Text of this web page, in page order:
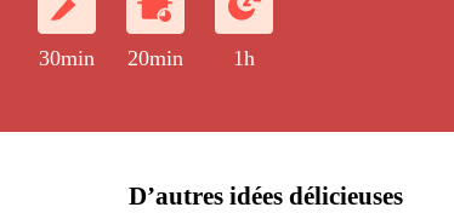
30min 20min 1h
D’autres idées délicieuses